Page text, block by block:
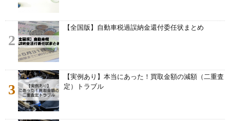
2
【全国版】自動車税過誤納金還付委任状まとめ
3
【実例あり】本当にあった！買取金額の減額（二重査
定）トラブル